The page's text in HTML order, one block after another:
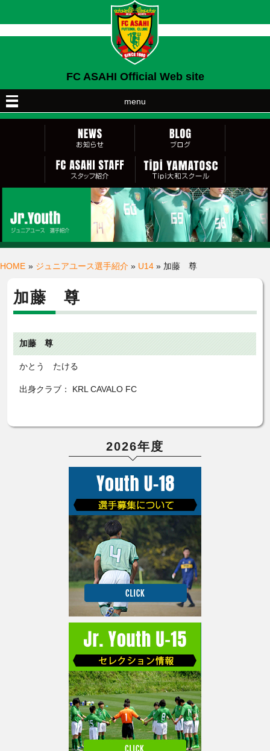
FC ASAHI Official Web site
menu
HOME » ジュニアユース選手紹介 » U14 » 加藤 尊
加藤 尊
加藤 尊
かとう たける
出身クラブ： KRL CAVALO FC
2026年度